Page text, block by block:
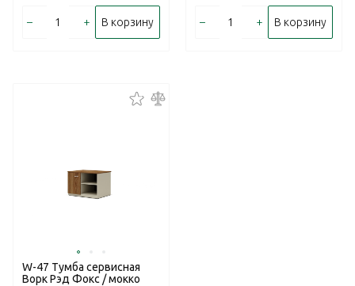
– + В корзину – + В корзину
W-47 Тумба сервисная
Ворк Рэд Фокс / мокко